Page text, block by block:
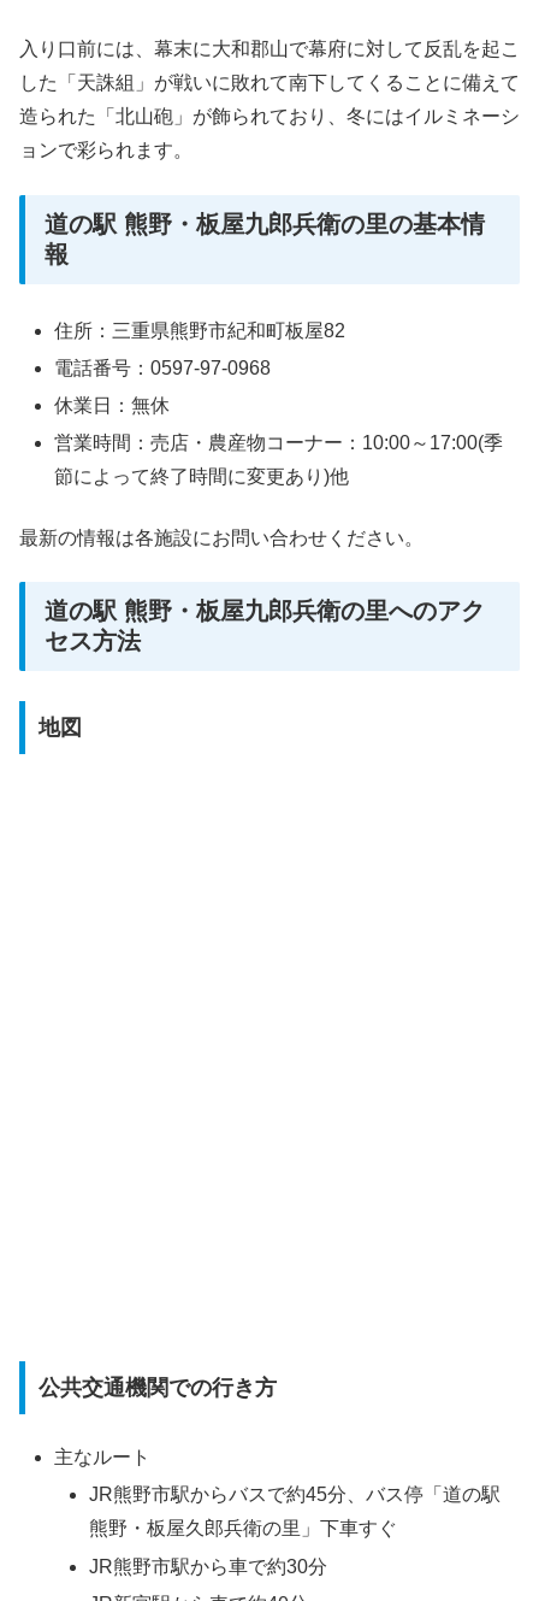
入り口前には、幕末に大和郡山で幕府に対して反乱を起こ
した「天誅組」が戦いに敗れて南下してくることに備えて
造られた「北山砲」が飾られており、冬にはイルミネーシ
ョンで彩られます。
道の駅 熊野・板屋九郎兵衛の里の基本情
報
住所：三重県熊野市紀和町板屋82
電話番号：0597-97-0968
休業日：無休
営業時間：売店・農産物コーナー：10:00～17:00(季
節によって終了時間に変更あり)他
最新の情報は各施設にお問い合わせください。
道の駅 熊野・板屋九郎兵衛の里へのアク
セス方法
地図
公共交通機関での行き方
主なルート
JR熊野市駅からバスで約45分、バス停「道の駅
熊野・板屋久郎兵衛の里」下車すぐ
JR熊野市駅から車で約30分